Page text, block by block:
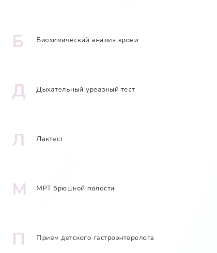
Б Биохимический анализ крови
Д Дыхательный уреазный тест
Л Лактест
М МРТ брюшной полости
П Прием детского гастроэнтеролога